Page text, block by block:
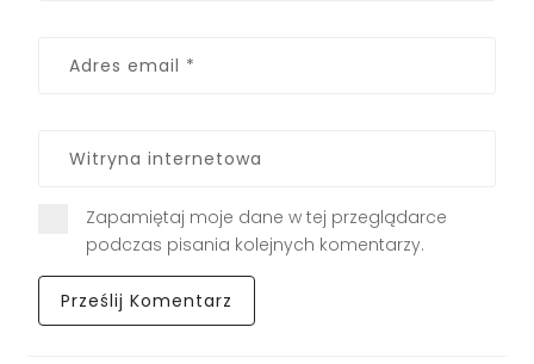
Zapamiętaj moje dane w tej przeglądarce
podczas pisania kolejnych komentarzy.